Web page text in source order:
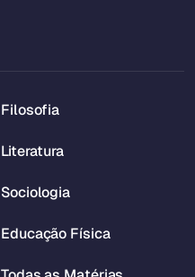
Filosofia
Literatura
Sociologia
Educação Física